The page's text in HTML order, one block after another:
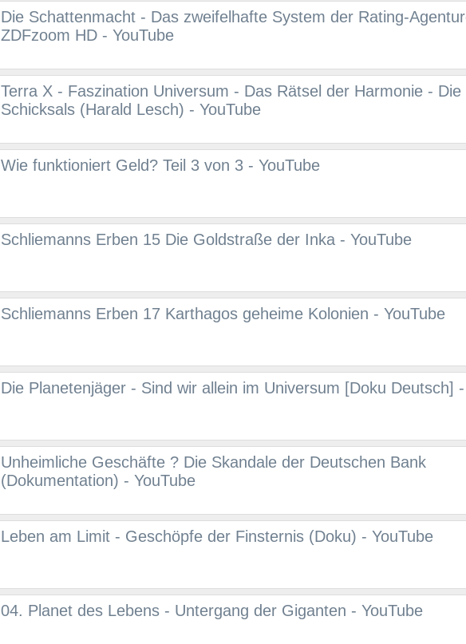
Die Schattenmacht - Das zweifelhafte System der Rating-
ZDFzoom HD - YouTube
Terra X - Faszination Universum - Das Rätsel der Harmonie -
Schicksals (Harald Lesch) - YouTube
Wie funktioniert Geld? Teil 3 von 3 - YouTube
Schliemanns Erben 15 Die Goldstraße der Inka - YouTube
Schliemanns Erben 17 Karthagos geheime Kolonien - YouTube
Die Planetenjäger - Sind wir allein im Universum [Doku Deutsch]
Unheimliche Geschäfte ? Die Skandale der Deutschen Bank
(Dokumentation) - YouTube
Leben am Limit - Geschöpfe der Finsternis (Doku) - YouTube
04. Planet des Lebens - Untergang der Giganten - YouTube